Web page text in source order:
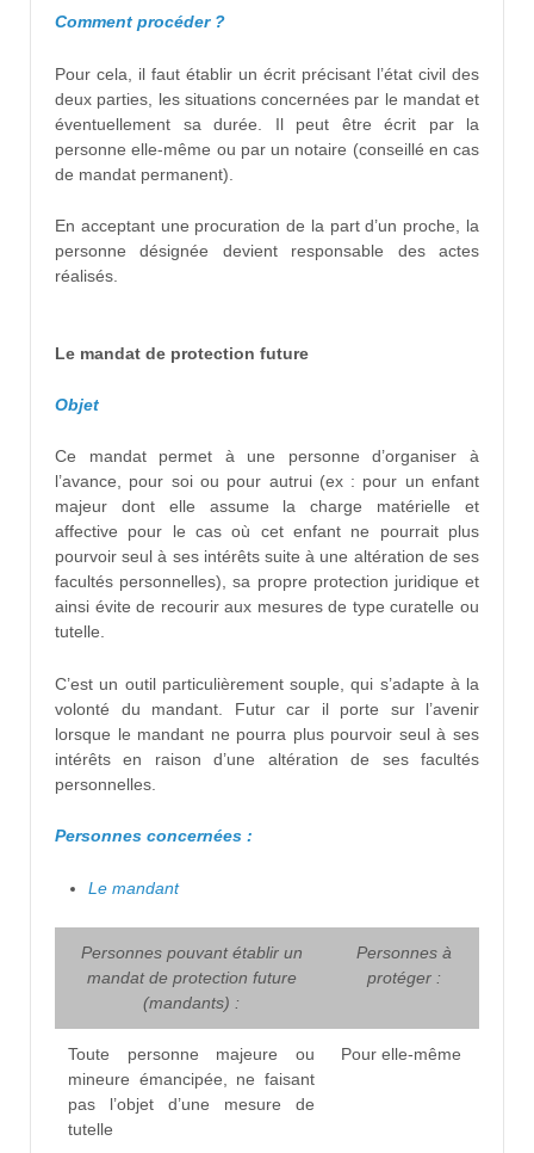
Comment procéder ?
Pour cela, il faut établir un écrit précisant l’état civil des
deux parties, les situations concernées par le mandat et
éventuellement sa durée. Il peut être écrit par la
personne elle-même ou par un notaire (conseillé en cas
de mandat permanent).
En acceptant une procuration de la part d’un proche, la
personne désignée devient responsable des actes
réalisés.
Le mandat de protection future
Objet
Ce mandat permet à une personne d’organiser à
l’avance, pour soi ou pour autrui (ex : pour un enfant
majeur dont elle assume la charge matérielle et
affective pour le cas où cet enfant ne pourrait plus
pourvoir seul à ses intérêts suite à une altération de ses
facultés personnelles), sa propre protection juridique et
ainsi évite de recourir aux mesures de type curatelle ou
tutelle.
C’est un outil particulièrement souple, qui s’adapte à la
volonté du mandant. Futur car il porte sur l’avenir
lorsque le mandant ne pourra plus pourvoir seul à ses
intérêts en raison d’une altération de ses facultés
personnelles.
Personnes concernées :
Le mandant
Personnes pouvant établir un
mandat de protection future
(mandants) :
Personnes à
protéger :
Toute personne majeure ou
mineure émancipée, ne faisant
pas l’objet d’une mesure de
tutelle
Pour elle-même